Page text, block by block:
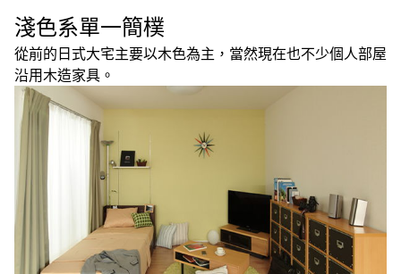
淺色系單一簡樸
從前的日式大宅主要以木色為主，當然現在也不少個人部屋
沿用木造家具。